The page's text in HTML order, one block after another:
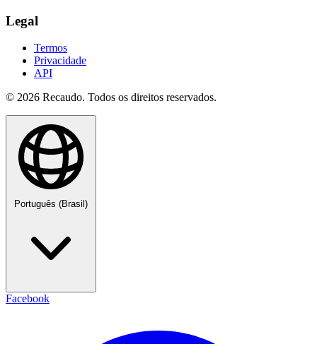
Legal
Termos
Privacidade
API
© 2026 Recaudo. Todos os direitos reservados.
Português (Brasil)
Facebook